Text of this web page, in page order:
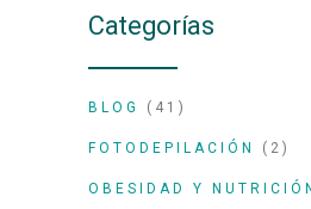
Categorías
BLOG (41)
FOTODEPILACIÓN (2)
OBESIDAD Y NUTRICIÓN